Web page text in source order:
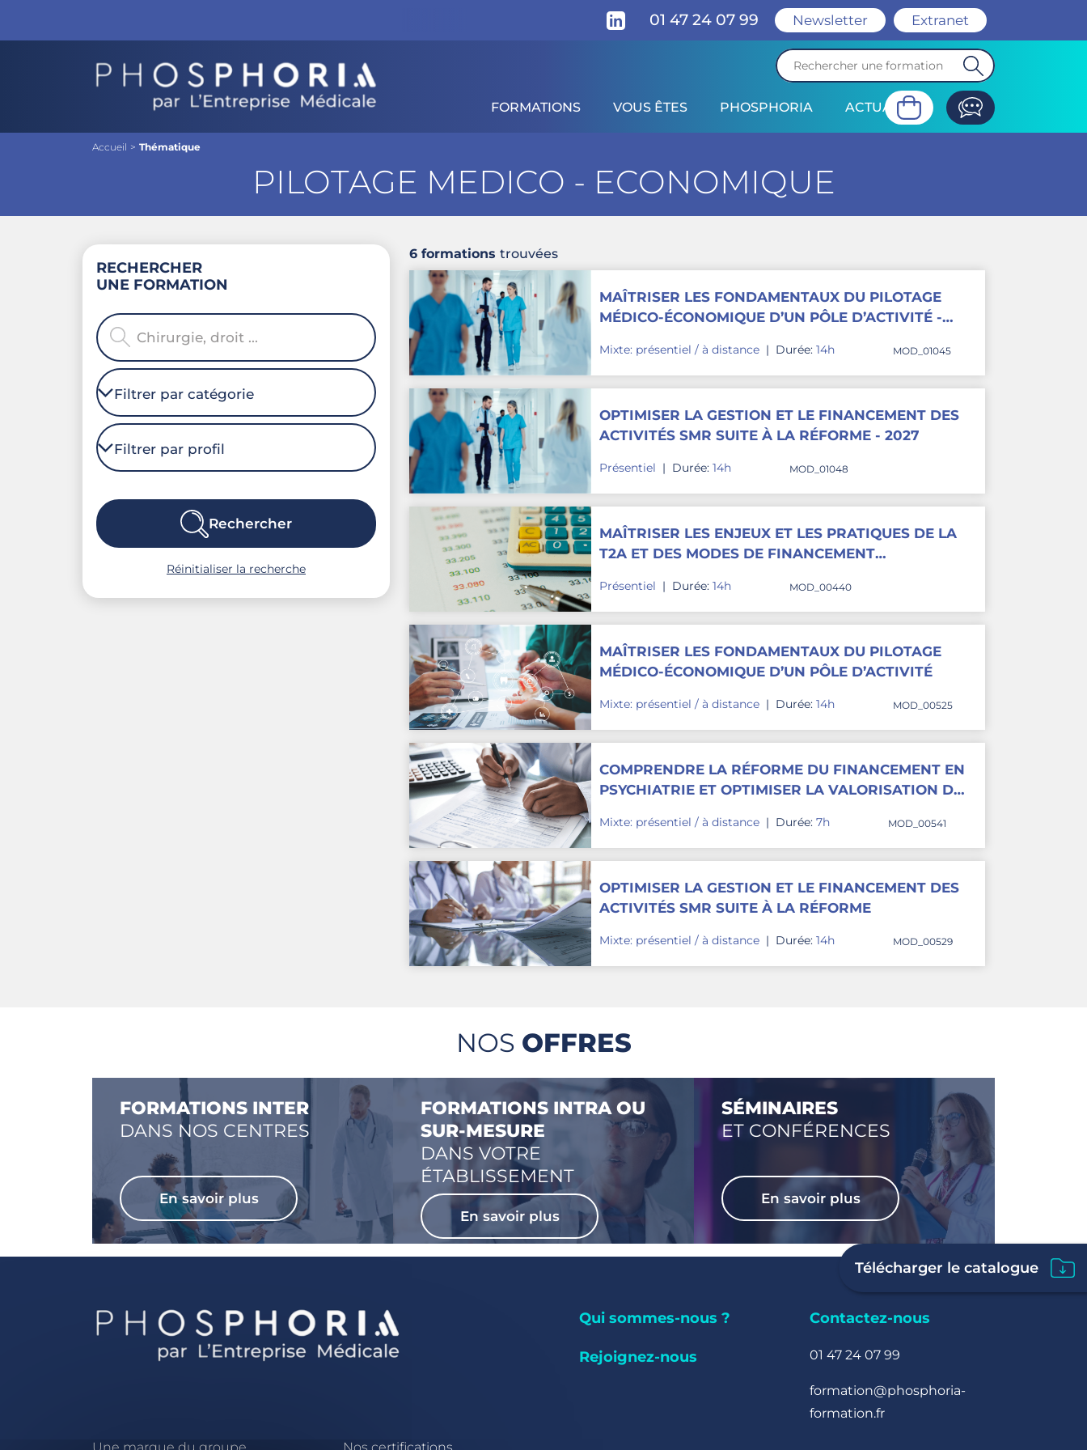
01 47 24 07 99 Newsletter Extranet
FORMATIONS VOUS ÊTES PHOSPHORIA ACTUALITÉ
Télécharger le catalogue
Accueil > Thématique
PILOTAGE MEDICO - ECONOMIQUE
RECHERCHER
UNE FORMATION
Rechercher
Réinitialiser la recherche
6 formations trouvées
MAÎTRISER LES FONDAMENTAUX DU PILOTAGE
MÉDICO-ÉCONOMIQUE D’UN PÔLE D’ACTIVITÉ -
Mixte: présentiel / à distance | Durée: 14h MOD_01045
OPTIMISER LA GESTION ET LE FINANCEMENT DES
ACTIVITÉS SMR SUITE À LA RÉFORME - 2027
Présentiel | Durée: 14h MOD_01048
MAÎTRISER LES ENJEUX ET LES PRATIQUES DE LA
T2A ET DES MODES DE FINANCEMENT
Présentiel | Durée: 14h MOD_00440
MAÎTRISER LES FONDAMENTAUX DU PILOTAGE
MÉDICO-ÉCONOMIQUE D’UN PÔLE D’ACTIVITÉ
Mixte: présentiel / à distance | Durée: 14h MOD_00525
COMPRENDRE LA RÉFORME DU FINANCEMENT EN
PSYCHIATRIE ET OPTIMISER LA VALORISATION DE
Mixte: présentiel / à distance | Durée: 7h MOD_00541
OPTIMISER LA GESTION ET LE FINANCEMENT DES
ACTIVITÉS SMR SUITE À LA RÉFORME
Mixte: présentiel / à distance | Durée: 14h MOD_00529
NOS OFFRES
FORMATIONS INTER
DANS NOS CENTRES
En savoir plus
FORMATIONS INTRA OU
SUR-MESURE
DANS VOTRE
ÉTABLISSEMENT
En savoir plus
SÉMINAIRES
ET CONFÉRENCES
En savoir plus
Qui sommes-nous ?
Rejoignez-nous
Contactez-nous
01 47 24 07 99
formation@phosphoria-
formation.fr